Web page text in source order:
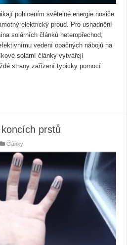
pohlcením světelné energie nosiče
elektrický proud. Pro usnadnění
solárních článků heteropřechod,
vedení opačných nábojů na
solární články vytvářejí
strany zařízení typicky pomocí
prstů
Články